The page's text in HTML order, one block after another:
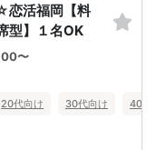
活福岡【料
型】１名OK
〜
20代向け 30代向け 40代